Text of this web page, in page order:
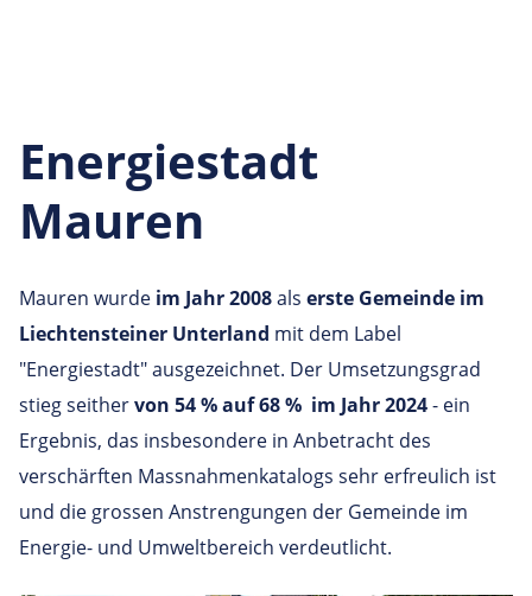
Energiestadt
Mauren
Mauren wurde im Jahr 2008als erste Gemeinde im
Liechtensteiner Unterland mit dem Label
"Energiestadt" ausgezeichnet. Der Umsetzungsgrad
stieg seithervon 54 % auf 68 % im Jahr 2024- ein
Ergebnis, das insbesondere in Anbetracht des
verschärften Massnahmenkatalogs sehr erfreulich ist
und die grossen Anstrengungen der Gemeinde im
Energie- und Umweltbereich verdeutlicht.